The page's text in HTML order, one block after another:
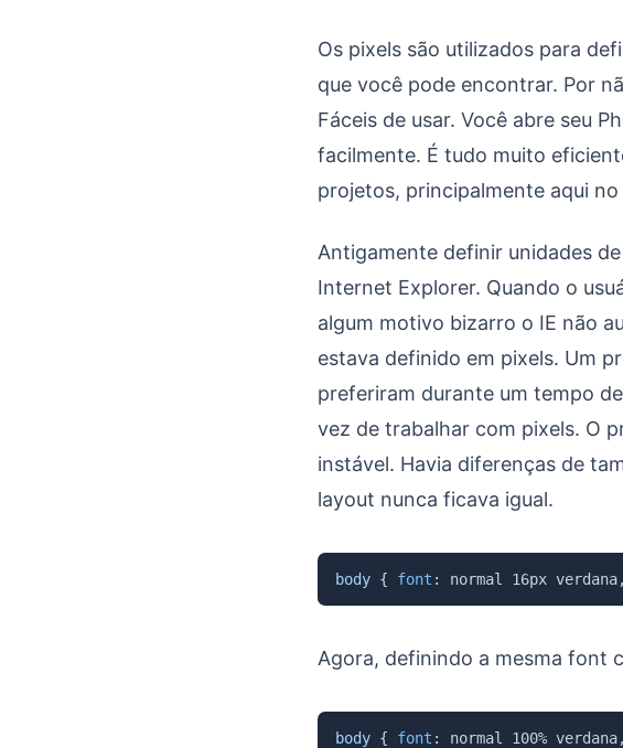
Os pixels são utilizados para
que você pode encontrar. Por
Fáceis de usar. Você abre seu
facilmente. É tudo muito
projetos, principalmente aqui
Antigamente definir unidades
Internet Explorer. Quando o
algum motivo bizarro o IE não
estava definido em pixels. Um
preferiram durante um tempo
vez de trabalhar com pixels. O
instável. Havia diferenças de
layout nunca ficava igual.
body { font : normal 16px verdana,
Agora, definindo a mesma font
body { font : normal 100% verdana,